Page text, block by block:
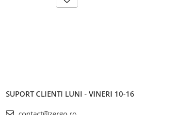
SUPORT CLIENTI LUNI - VINERI 10-16